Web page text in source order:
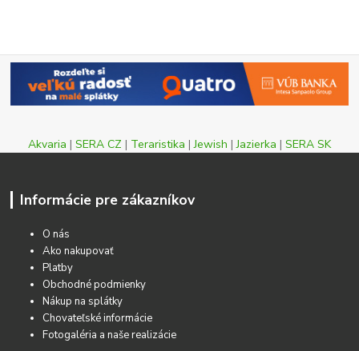
Akvaria | SERA CZ | Teraristika |Jewish |Jazierka | SERA SK
Informácie pre zákazníkov
O nás
Ako nakupovať
Platby
Obchodné podmienky
Nákup na splátky
Chovateľské informácie
Fotogaléria a naše realizácie